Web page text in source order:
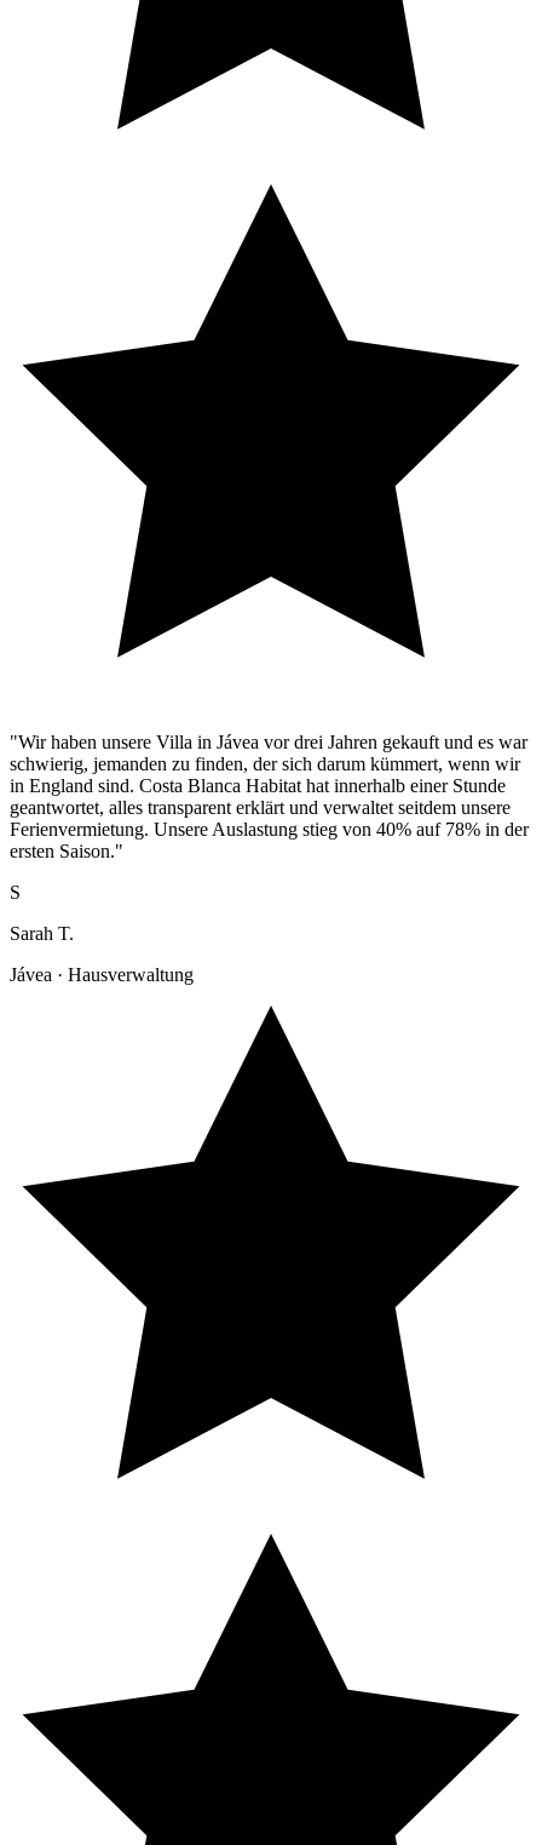
"Wir haben unsere Villa in Jávea vor drei Jahren gekauft und es war
schwierig, jemanden zu finden, der sich darum kümmert, wenn wir
in England sind. Costa Blanca Habitat hat innerhalb einer Stunde
geantwortet, alles transparent erklärt und verwaltet seitdem unsere
Ferienvermietung. Unsere Auslastung stieg von 40% auf 78% in der
ersten Saison."
S
Sarah T.
Jávea · Hausverwaltung